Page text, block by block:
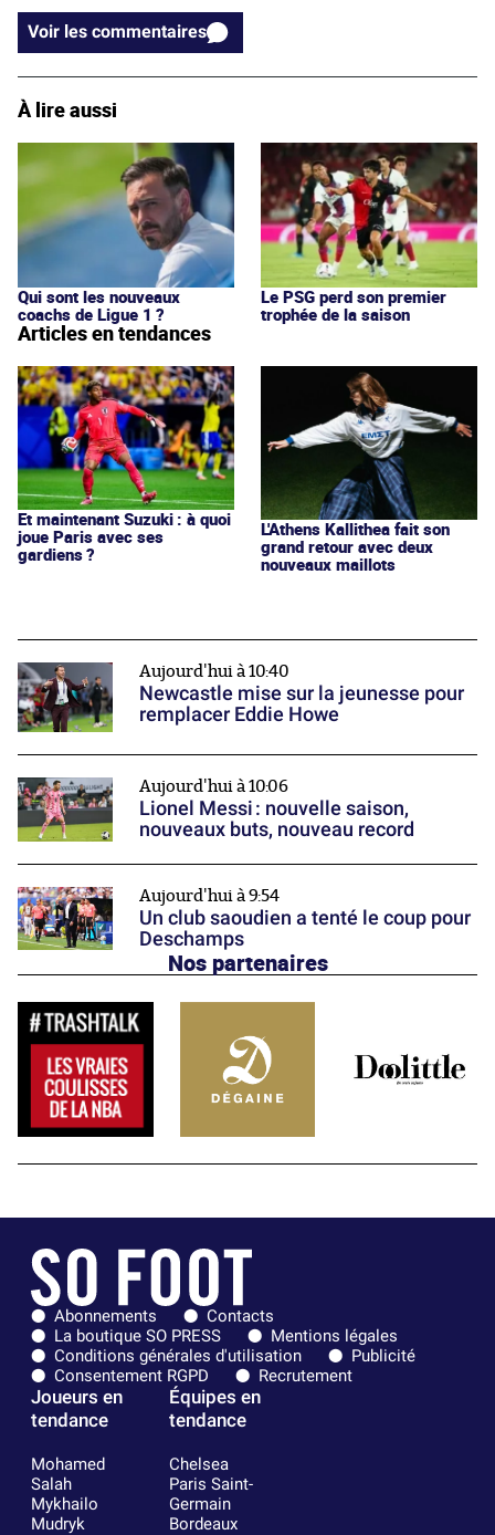
Voir les commentaires
À lire aussi
Qui sont les nouveaux
coachs de Ligue 1 ?
Le PSG perd son premier
trophée de la saison
Articles en tendances
Et maintenant Suzuki : à quoi
joue Paris avec ses
gardiens ?
L'Athens Kallithea fait son
grand retour avec deux
nouveaux maillots
Aujourd'hui à 10:40
Newcastle mise sur la jeunesse pour
remplacer Eddie Howe
Aujourd'hui à 10:06
Lionel Messi : nouvelle saison,
nouveaux buts, nouveau record
Aujourd'hui à 9:54
Un club saoudien a tenté le coup pour
Deschamps
Nos partenaires
Abonnements
Contacts
La boutique SO PRESS
Mentions légales
Conditions générales d'utilisation
Publicité
Consentement RGPD
Recrutement
Joueurs en
tendance
Mohamed
Salah
Mykhailo
Mudryk
Équipes en
tendance
Chelsea
Paris Saint-
Germain
Bordeaux